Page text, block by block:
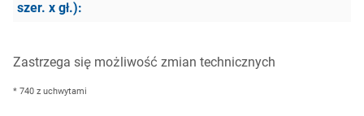
Zastrzega się możliwość zmian technicznych
* 740 z uchwytami